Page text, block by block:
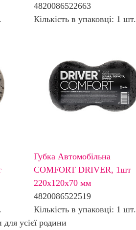
4820086522663
Кількість в упаковці: 1 шт.
Губка Автомобільна
COMFORT DRIVER, 1шт
220х120х70 мм
4820086522519
Кількість в упаковці: 1 шт.
для усієї родини